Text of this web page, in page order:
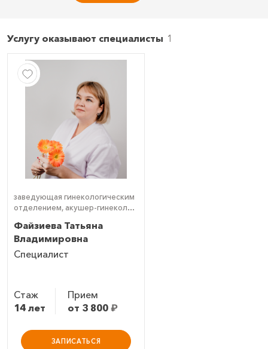
Услугу оказывают специалисты
заведующая гинекологическим
отделением, акушер-гинеколог,
детский гинеколог, врач УЗД
(УЗИ)
Файзиева Татьяна
Владимировна
Специалист
Стаж
14 лет
Прием
от 3 800 ₽
ЗАПИСАТЬСЯ